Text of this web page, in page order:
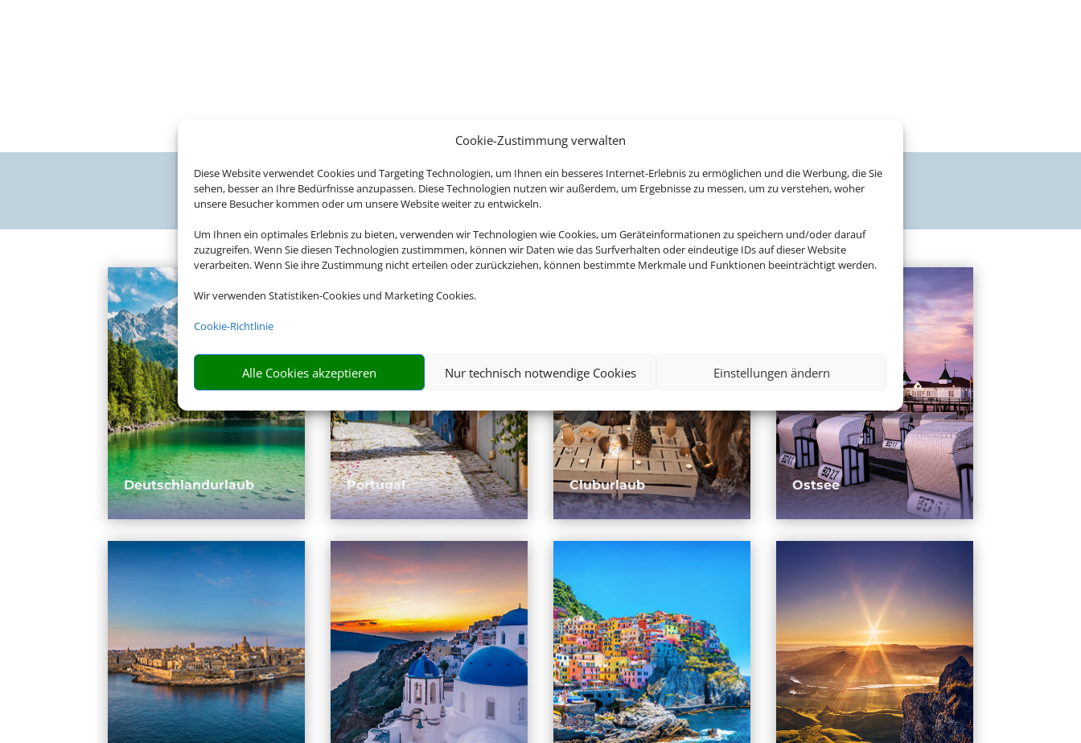
Cookie-Zustimmung verwalten
Diese Website verwendet Cookies und Targeting Technologien, um Ihnen ein besseres Internet-Erlebnis zu ermöglichen und die Werbung, die Sie
sehen, besser an Ihre Bedürfnisse anzupassen. Diese Technologien nutzen wir außerdem, um Ergebnisse zu messen, um zu verstehen, woher
unsere Besucher kommen oder um unsere Website weiter zu entwickeln.
Um Ihnen ein optimales Erlebnis zu bieten, verwenden wir Technologien wie Cookies, um Geräteinformationen zu speichern und/oder darauf
zuzugreifen. Wenn Sie diesen Technologien zustimmmen, können wir Daten wie das Surfverhalten oder eindeutige IDs auf dieser Website
verarbeiten. Wenn Sie ihre Zustimmung nicht erteilen oder zurückziehen, können bestimmte Merkmale und Funktionen beeinträchtigt werden.
Wir verwenden Statistiken-Cookies und Marketing Cookies.
Cookie-Richtlinie
Alle Cookies akzeptieren Nur technisch notwendige Cookies Einstellungen ändern
Deutschlandurlaub Portugal Cluburlaub Ostsee